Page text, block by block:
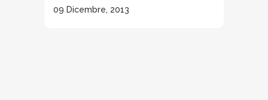
09 Dicembre, 2013